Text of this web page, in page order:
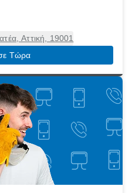
Αττική, 19001
Τώρα